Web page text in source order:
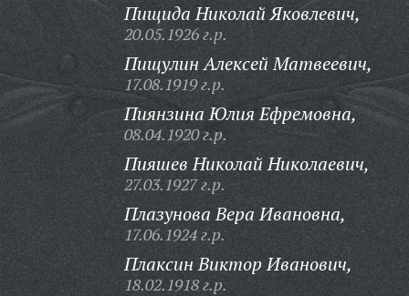
Пищида Николай Яковлевич,
20.05.1926 г.р.
Пищулин Алексей Матвеевич,
17.08.1919 г.р.
Пиянзина Юлия Ефремовна,
08.04.1920 г.р.
Пияшев Николай Николаевич,
27.03.1927 г.р.
Плазунова Вера Ивановна,
17.06.1924 г.р.
Плаксин Виктор Иванович,
18.02.1918 г.р.